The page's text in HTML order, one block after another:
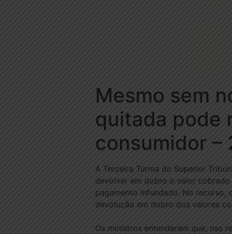
Mesmo sem
quitada pode
consumidor
A Terceira Turma do Superior
devolver em dobro o valor
pagamento infundado. No
devolução em dobro dos valores
Os ministros entenderam que, nas